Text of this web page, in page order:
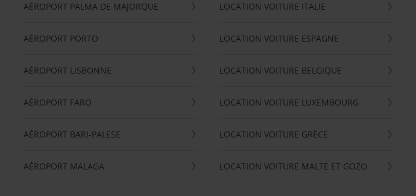
AÉROPORT PALMA DE MAJORQUE
AÉROPORT PORTO
AÉROPORT LISBONNE
AÉROPORT FARO
AÉROPORT BARI-PALESE
AÉROPORT MALAGA
LOCATION VOITURE ITALIE
LOCATION VOITURE ESPAGNE
LOCATION VOITURE BELGIQUE
LOCATION VOITURE LUXEMBOURG
LOCATION VOITURE GRÈCE
LOCATION VOITURE MALTE ET GOZO